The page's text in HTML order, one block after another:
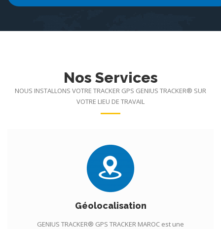
Nos Services
NOUS INSTALLONS VOTRE TRACKER GPS GENIUS TRACKER® SUR
VOTRE LIEU DE TRAVAIL
Géolocalisation
GENIUS TRACKER® GPS TRACKER MAROC est une